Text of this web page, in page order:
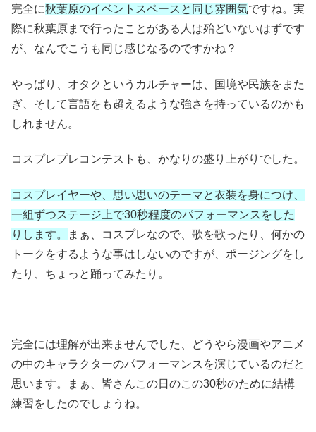
完全に秋葉原のイベントスペースと同じ雰囲気ですね。実
際に秋葉原まで行ったことがある人は殆どいないはずです
が、なんでこうも同じ感じなるのですかね？
やっぱり、オタクというカルチャーは、国境や民族をまた
ぎ、そして言語をも超えるような強さを持っているのかも
しれません。
コスプレプレコンテストも、かなりの盛り上がりでした。
コスプレイヤーや、思い思いのテーマと衣装を身につけ、
一組ずつステージ上で30秒程度のパフォーマンスをした
りします。
まぁ、コスプレなので、歌を歌ったり、何かの
トークをするような事はしないのですが、ポージングをし
たり、ちょっと踊ってみたり。
完全には理解が出来ませんでした、どうやら漫画やアニメ
の中のキャラクターのパフォーマンスを演じているのだと
思います。まぁ、皆さんこの日のこの30秒のために結構
練習をしたのでしょうね。